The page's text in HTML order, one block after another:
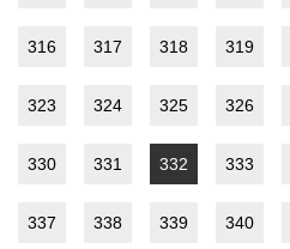
316 317 318 319
323 324 325 326
330 331 332 333
337 338 339 340